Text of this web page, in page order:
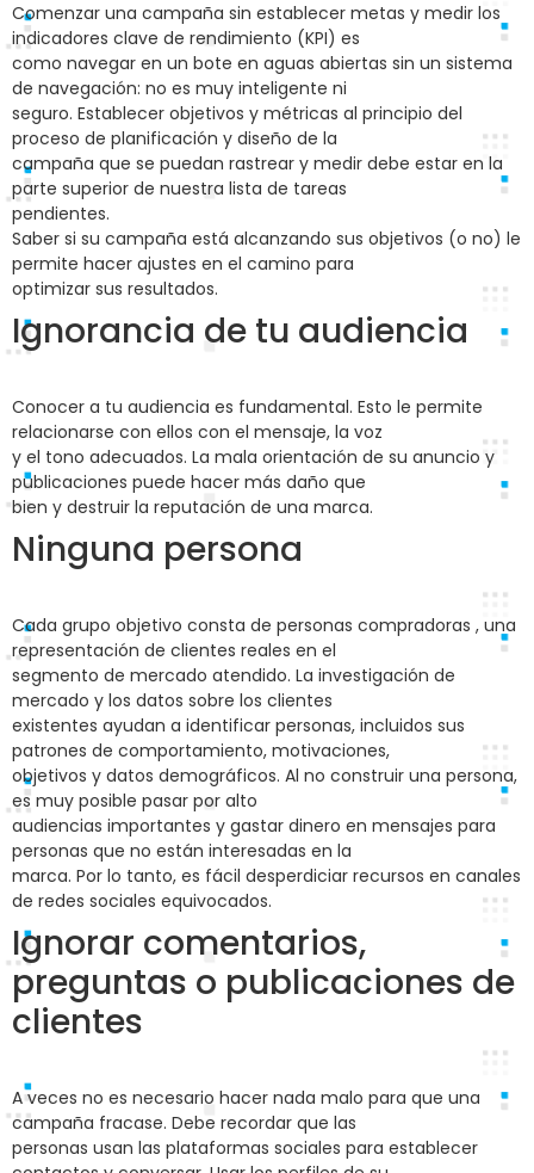
Comenzar una campaña sin establecer metas y medir los
indicadores clave de rendimiento (KPI) es
como navegar en un bote en aguas abiertas sin un sistema
de navegación: no es muy inteligente ni
seguro. Establecer objetivos y métricas al principio del
proceso de planificación y diseño de la
campaña que se puedan rastrear y medir debe estar en la
parte superior de nuestra lista de tareas
pendientes.
Saber si su campaña está alcanzando sus objetivos (o no) le
permite hacer ajustes en el camino para
optimizar sus resultados.
Ignorancia de tu audiencia
Conocer a tu audiencia es fundamental. Esto le permite
relacionarse con ellos con el mensaje, la voz
y el tono adecuados. La mala orientación de su anuncio y
publicaciones puede hacer más daño que
bien y destruir la reputación de una marca.
Ninguna persona
Cada grupo objetivo consta de personas compradoras , una
representación de clientes reales en el
segmento de mercado atendido. La investigación de
mercado y los datos sobre los clientes
existentes ayudan a identificar personas, incluidos sus
patrones de comportamiento, motivaciones,
objetivos y datos demográficos. Al no construir una persona,
es muy posible pasar por alto
audiencias importantes y gastar dinero en mensajes para
personas que no están interesadas en la
marca. Por lo tanto, es fácil desperdiciar recursos en canales
de redes sociales equivocados.
Ignorar comentarios,
preguntas o publicaciones de
clientes
A veces no es necesario hacer nada malo para que una
campaña fracase. Debe recordar que las
personas usan las plataformas sociales para establecer